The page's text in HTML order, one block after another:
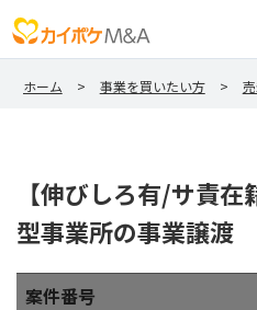
ホーム 事業を買いたい方
【伸びしろ有/サ責
型事業所の事業譲渡
案件番号